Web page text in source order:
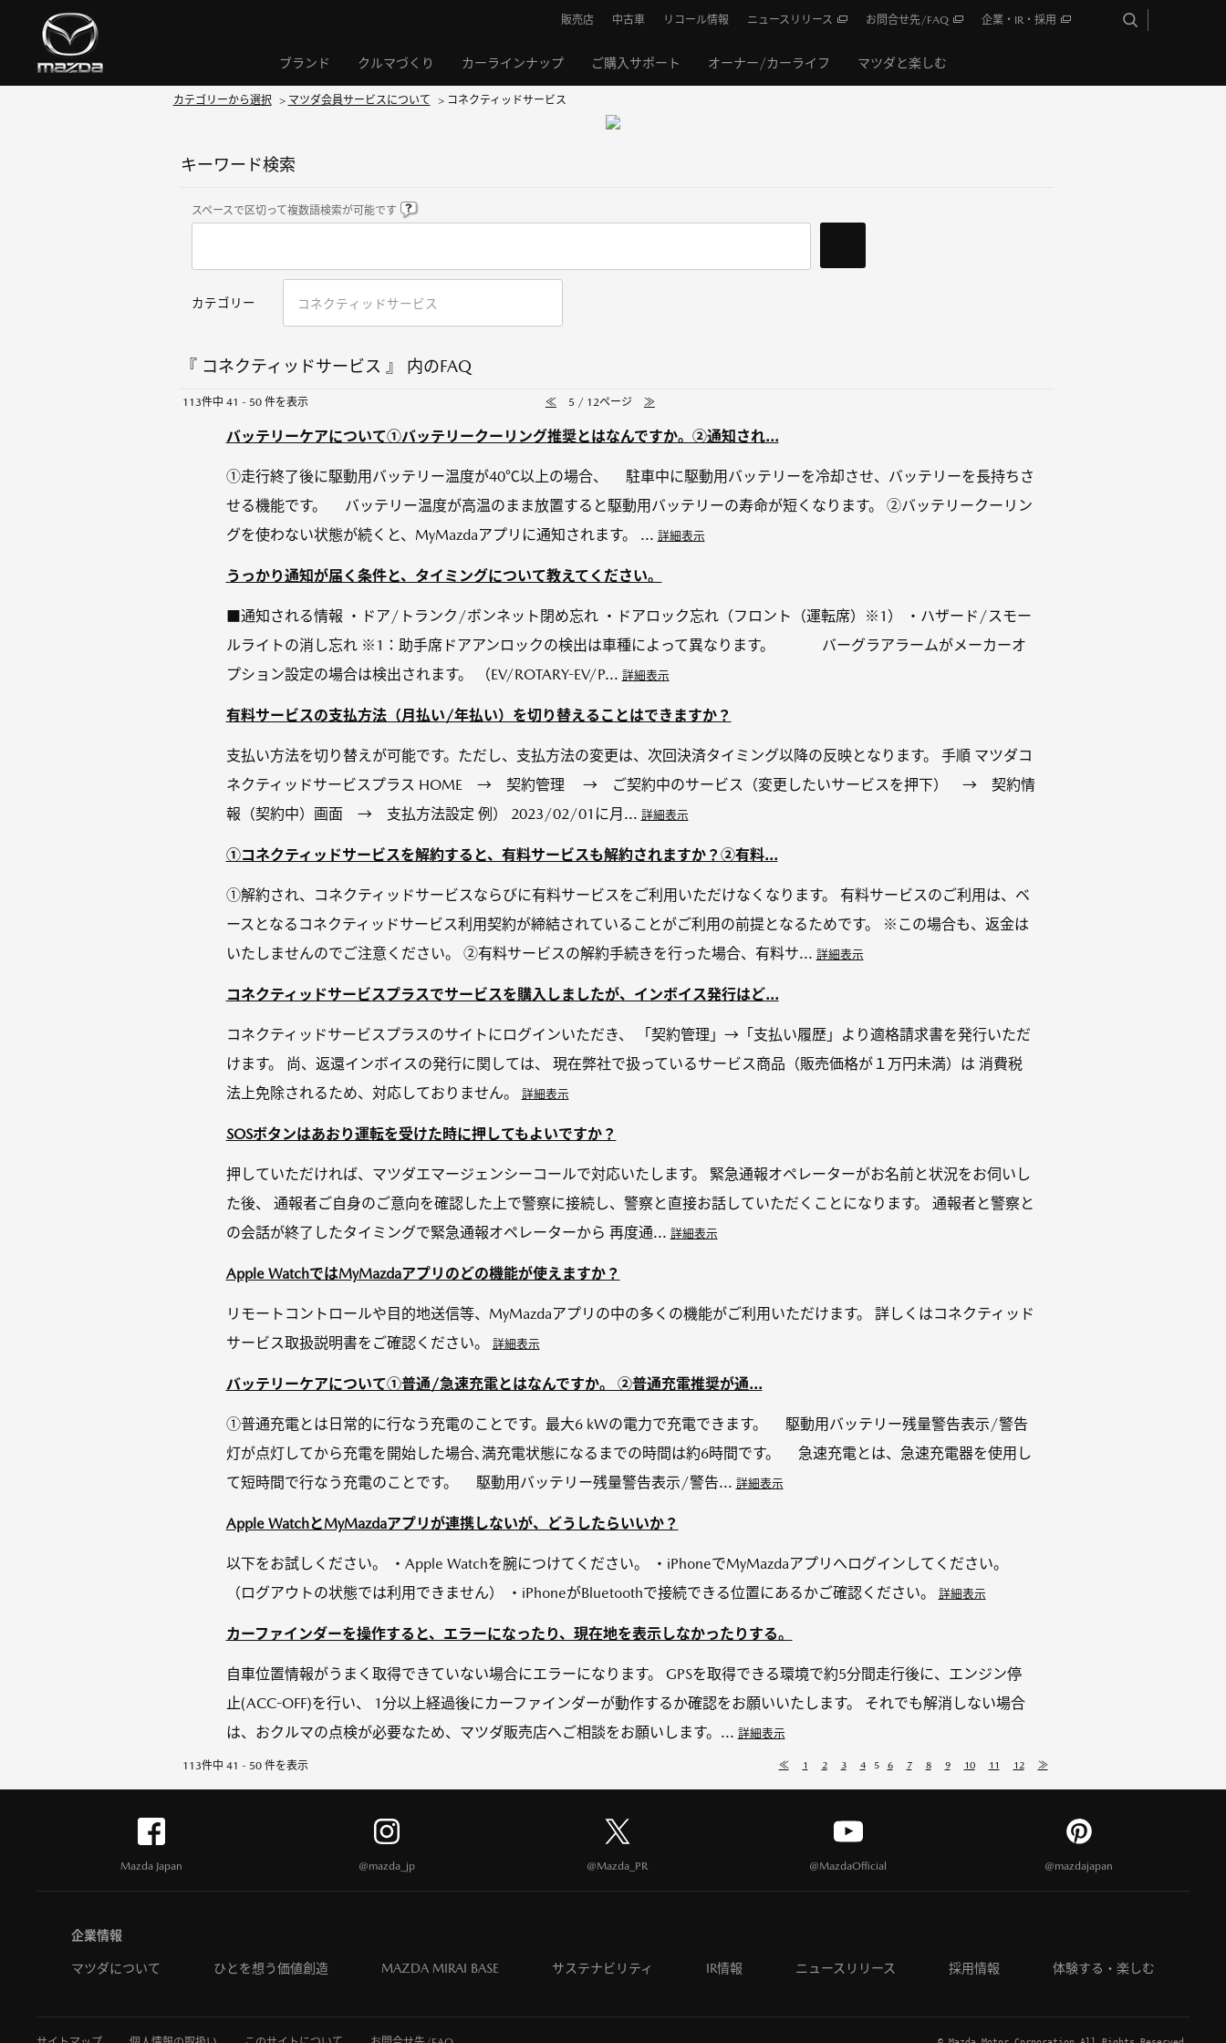
ブランド クルマづくり カーラインナップ ご購入サポート オーナー/カーライフ マツダと楽しむ
販売店 中古車 リコール情報 ニュースリリース お問合せ先/FAQ 企業・IR・採用
カテゴリーから選択 > マツダ会員サービスについて > コネクティッドサービス
キーワード検索
スペースで区切って複数語検索が可能です
カテゴリー
『 コネクティッドサービス 』 内のFAQ
113件中 41 - 50 件を表示 ≪ 5 / 12ページ ≫
バッテリーケアについて①バッテリークーリング推奨とはなんですか。②通知され...
①走行終了後に駆動用バッテリー温度が40℃以上の場合、 駐車中に駆動用バッテリーを冷却させ、バッテリーを長持ちさ
せる機能です。 バッテリー温度が高温のまま放置すると駆動用バッテリーの寿命が短くなります。 ②バッテリークーリン
グを使わない状態が続くと、MyMazdaアプリに通知されます。 ... 詳細表示
うっかり通知が届く条件と、タイミングについて教えてください。
■通知される情報 ・ドア/トランク/ボンネット閉め忘れ ・ドアロック忘れ（フロント（運転席）※1） ・ハザード/スモー
ルライトの消し忘れ ※1：助手席ドアアンロックの検出は車種によって異なります。 バーグラアラームがメーカーオ
プション設定の場合は検出されます。 （EV/ROTARY-EV/P... 詳細表示
有料サービスの支払方法（月払い/年払い）を切り替えることはできますか？
支払い方法を切り替えが可能です。ただし、支払方法の変更は、次回決済タイミング以降の反映となります。 手順 マツダコ
ネクティッドサービスプラス HOME → 契約管理 → ご契約中のサービス（変更したいサービスを押下） → 契約情
報（契約中）画面 → 支払方法設定 例） 2023/02/01に月... 詳細表示
①コネクティッドサービスを解約すると、有料サービスも解約されますか？②有料...
①解約され、コネクティッドサービスならびに有料サービスをご利用いただけなくなります。 有料サービスのご利用は、ベ
ースとなるコネクティッドサービス利用契約が締結されていることがご利用の前提となるためです。 ※この場合も、返金は
いたしませんのでご注意ください。 ②有料サービスの解約手続きを行った場合、有料サ... 詳細表示
コネクティッドサービスプラスでサービスを購入しましたが、インボイス発行はど...
コネクティッドサービスプラスのサイトにログインいただき、 「契約管理」→「支払い履歴」より適格請求書を発行いただ
けます。 尚、返還インボイスの発行に関しては、 現在弊社で扱っているサービス商品（販売価格が１万円未満）は 消費税
法上免除されるため、対応しておりません。
詳細表示
SOSボタンはあおり運転を受けた時に押してもよいですか？
押していただければ、マツダエマージェンシーコールで対応いたします。 緊急通報オペレーターがお名前と状況をお伺いし
た後、 通報者ご自身のご意向を確認した上で警察に接続し、警察と直接お話していただくことになります。 通報者と警察と
の会話が終了したタイミングで緊急通報オペレーターから 再度通... 詳細表示
Apple WatchではMyMazdaアプリのどの機能が使えますか？
リモートコントロールや目的地送信等、MyMazdaアプリの中の多くの機能がご利用いただけます。 詳しくはコネクティッド
サービス取扱説明書をご確認ください。
詳細表示
バッテリーケアについて①普通/急速充電とはなんですか。 ②普通充電推奨が通...
①普通充電とは日常的に行なう充電のことです。最大6 kWの電力で充電できます。 駆動用バッテリー残量警告表示/警告
灯が点灯してから充電を開始した場合､満充電状態になるまでの時間は約6時間です。 急速充電とは、急速充電器を使用し
て短時間で行なう充電のことです。 駆動用バッテリー残量警告表示/警告... 詳細表示
Apple WatchとMyMazdaアプリが連携しないが、どうしたらいいか？
以下をお試しください。 ・Apple Watchを腕につけてください。 ・iPhoneでMyMazdaアプリへログインしてください。
（ログアウトの状態では利用できません） ・iPhoneがBluetoothで接続できる位置にあるかご確認ください。
詳細表示
カーファインダーを操作すると、エラーになったり、現在地を表示しなかったりする。
自車位置情報がうまく取得できていない場合にエラーになります。 GPSを取得できる環境で約5分間走行後に、エンジン停
止(ACC-OFF)を行い、 1分以上経過後にカーファインダーが動作するか確認をお願いいたします。 それでも解消しない場合
は、おクルマの点検が必要なため、マツダ販売店へご相談をお願いします。... 詳細表示
113件中 41 - 50 件を表示 ≪ 1 2 3 4 5 6 7 8 9 10 11 12 ≫
Mazda Japan @mazda_jp @Mazda_PR @MazdaOfficial @mazdajapan
企業情報
マツダについて ひとを想う価値創造 MAZDA MIRAI BASE サステナビリティ IR情報 ニュースリリース 採用情報 体験する・楽しむ